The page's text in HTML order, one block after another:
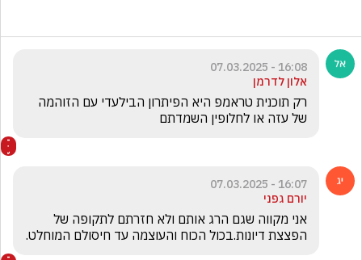
16:08 - 07.03.2025
אלון לדרמן
של עזה או לחלופין השמדתם
16:07 - 07.03.2025
יורם גפני
הפצצת דיונות.בכול הכוח והעוצמה עד חיסולם המוחלט.